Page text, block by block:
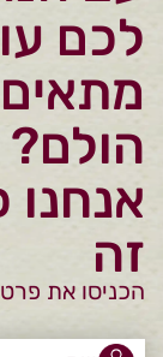
לכם
הולם?
אנחנו
זה
הכניסו את